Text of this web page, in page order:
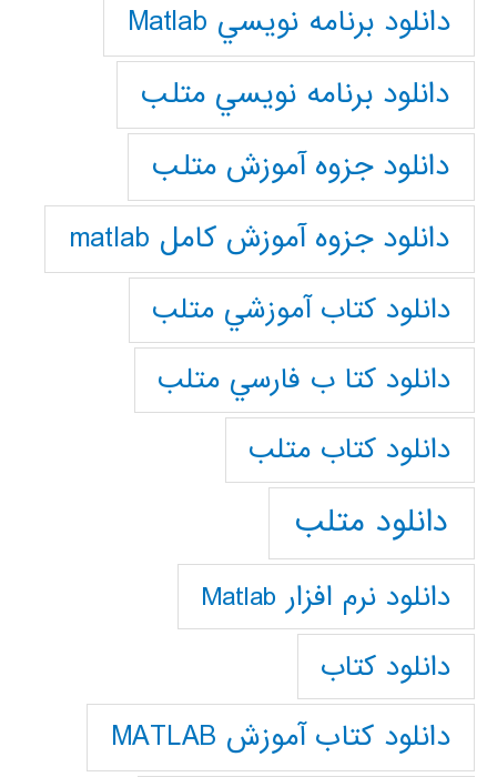
دانلود برنامه نويسي Matlab
دانلود برنامه نويسي متلب
دانلود جزوه آموزش متلب
دانلود جزوه آموزش کامل matlab
دانلود كتاب آموزشي متلب
دانلود كتا ب فارسي متلب
دانلود كتاب متلب
دانلود متلب
دانلود نرم افزار Matlab
دانلود کتاب
دانلود کتاب آموزش MATLAB